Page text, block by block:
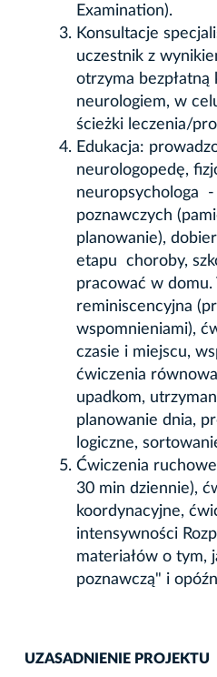
Examination).
Konsultacje
uczestnik z
otrzyma bezpłatną
neurologiem, w
ścieżki leczenia/
Edukacja:
neurologopedę,
neuropsychologa
poznawczych
planowanie),
etapu choroby,
pracować w domu.
reminiscencyjna
wspomnieniami),
czasie i miejscu,
ćwiczenia
upadkom,
planowanie dnia,
logiczne,
Ćwiczenia
30 min dziennie),
koordynacyjne,
intensywności
materiałów o tym,
poznawczą" i
UZASADNIENIE PROJEKTU